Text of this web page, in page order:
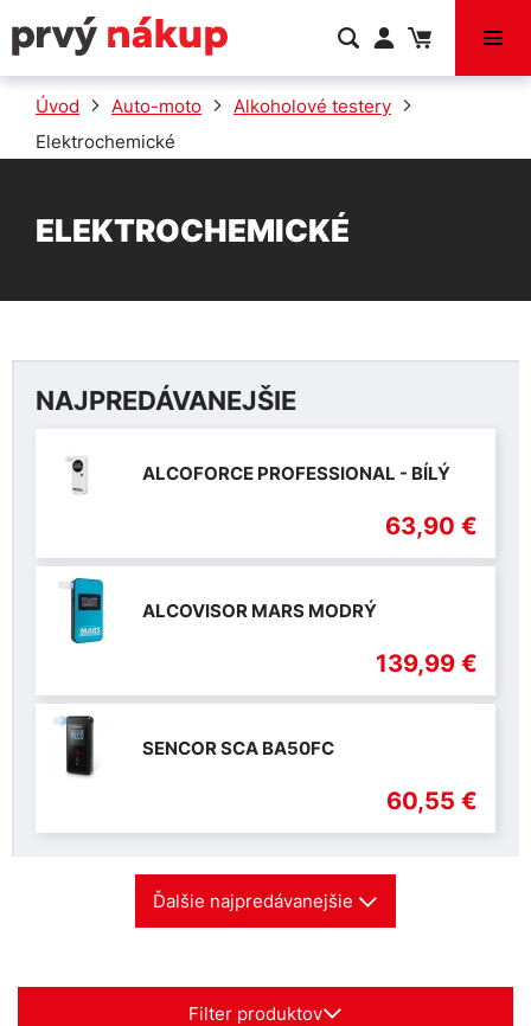
VÝPREDAJ
Úvod Auto-moto
Alkoholové testery
Elektrochemické
ELEKTROCHEMICKÉ
NAJPREDÁVANEJŠIE
ALCOFORCE PROFESSIONAL - BÍLÝ
63,90 €
ALCOVISOR MARS MODRÝ
139,99 €
SENCOR SCA BA50FC
60,55 €
Ďalšie najpredávanejšie
Filter produktov